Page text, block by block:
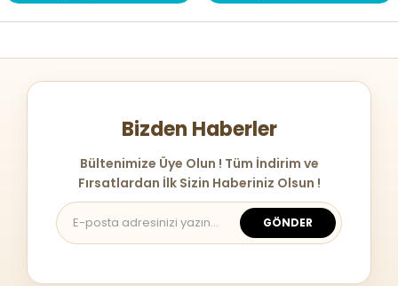
Bizden Haberler
Bültenimize Üye Olun ! Tüm İndirim ve
Fırsatlardan İlk Sizin Haberiniz Olsun !
GÖNDER